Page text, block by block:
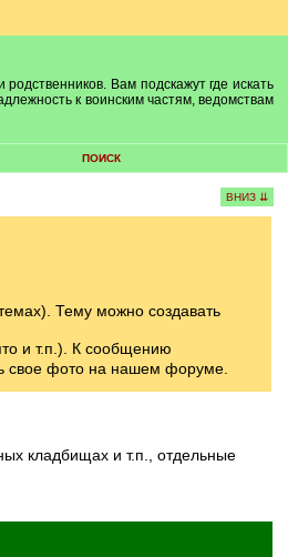
Вам подскажут где искать
к воинским частям, ведомствам
ПОИСК
ВНИЗ ⇊
Тему можно создавать
и т.п.). К сообщению
свое фото на нашем форуме.